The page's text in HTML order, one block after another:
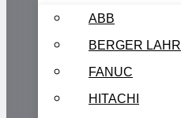
ABB
BERGER LAHR
FANUC
HITACHI